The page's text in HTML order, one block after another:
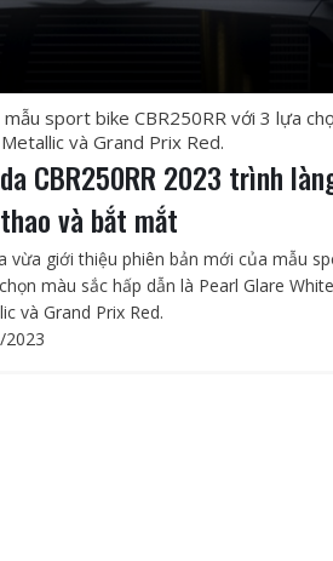
sport bike CBR250RR với 3 lựa
và Grand Prix Red.
CBR250RR 2023 trình
và bắt mắt
vừa giới thiệu phiên bản mới của mẫu
màu sắc hấp dẫn là Pearl Glare
và Grand Prix Red.
2023